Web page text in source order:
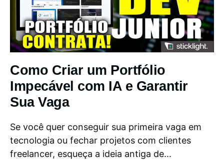
Como Criar um Portfólio
Impecável com IA e Garantir
Sua Vaga
Se você quer conseguir sua primeira vaga em
tecnologia ou fechar projetos com clientes
freelancer, esqueça a ideia antiga de...